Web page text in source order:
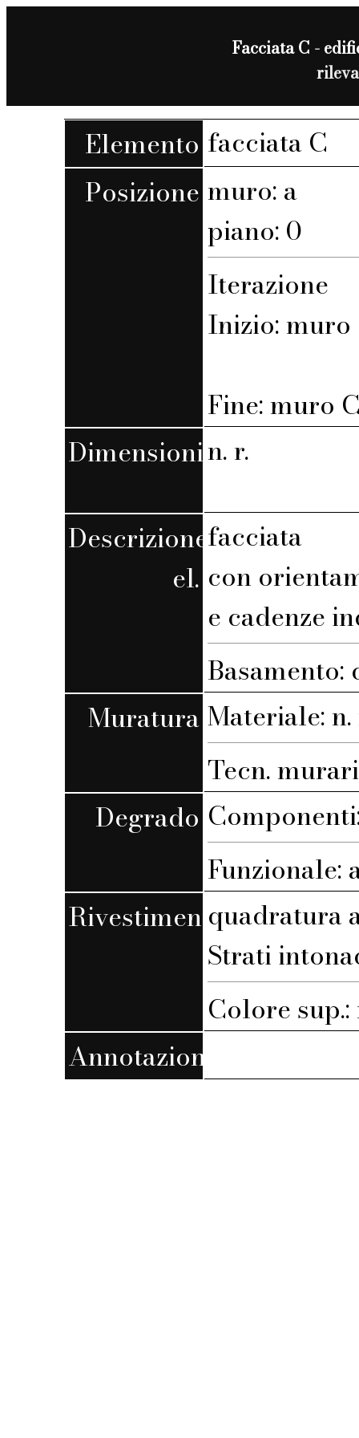
Facciata C -
Elemento facciata C
Posizione muro: a
piano: 0
Iterazione
Inizio: muro
Fine: muro
Dimensionin. r.
Descrizione
el.
facciata
con
e cadenze
Muratura Materiale: n.
Tecn.
Degrado
Funzionale:
Rivestimentoquadratura
Strati
Colore
Annotazioni